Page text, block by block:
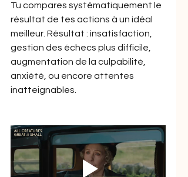
Tu compares systématiquement le
résultat de tes actions à un idéal
meilleur. Résultat : insatisfaction,
gestion des échecs plus difficile,
augmentation de la culpabilité,
anxiété, ou encore attentes
inatteignables.